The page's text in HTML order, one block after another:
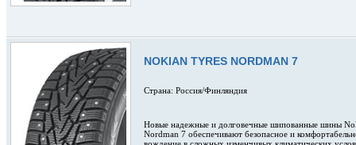
NOKIAN TYRES NORDMAN 7
Страна: Россия/Финляндия
Новые надежные и долговечные шипованные шины
Nordman 7 обеспечивают безопасное и